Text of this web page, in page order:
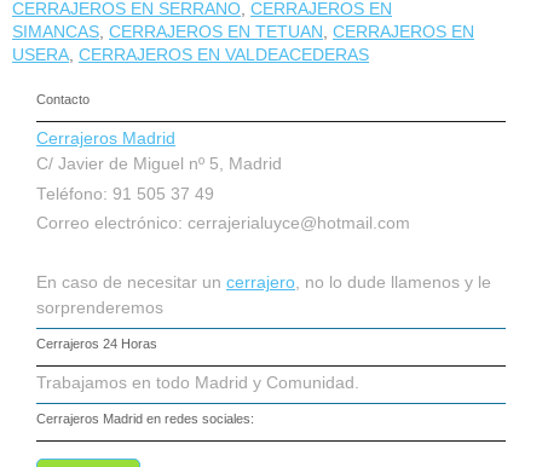
CERRAJEROS EN SERRANO CERRAJEROS EN
SIMANCAS CERRAJEROS EN TETUAN CERRAJEROS EN
USERA CERRAJEROS EN VALDEACEDERAS
Contacto
Cerrajeros Madrid
C/ Javier de Miguel nº 5, Madrid
Teléfono: 91 505 37 49
Correo electrónico: cerrajerialuyce@hotmail.com
En caso de necesitar un cerrajero , no lo dude llamenos y le
sorprenderemos
Cerrajeros 24 Horas
Trabajamos en todo Madrid y Comunidad.
Cerrajeros Madrid en redes sociales: